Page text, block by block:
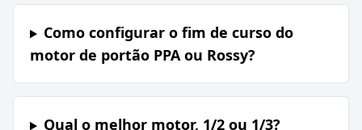
Como configurar o fim de curso do
motor de portão PPA ou Rossy?
Qual o melhor motor, 1/2 ou 1/3?